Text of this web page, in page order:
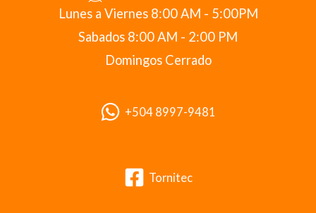
Lunes a Viernes 8:00 AM - 5:00PM
Sabados 8:00 AM - 2:00 PM
Domingos Cerrado
+504 8997-9481
Tornitec